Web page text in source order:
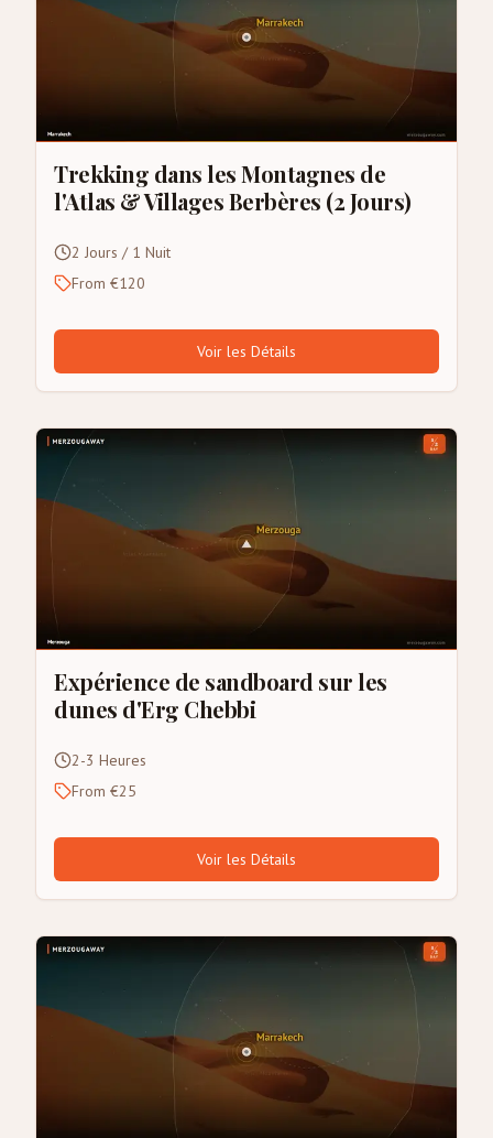
Trekking dans les Montagnes de
l'Atlas & Villages Berbères (2 Jours)
2 Jours / 1 Nuit
From €120
Voir les Détails
Expérience de sandboard sur les
dunes d'Erg Chebbi
2-3 Heures
From €25
Voir les Détails